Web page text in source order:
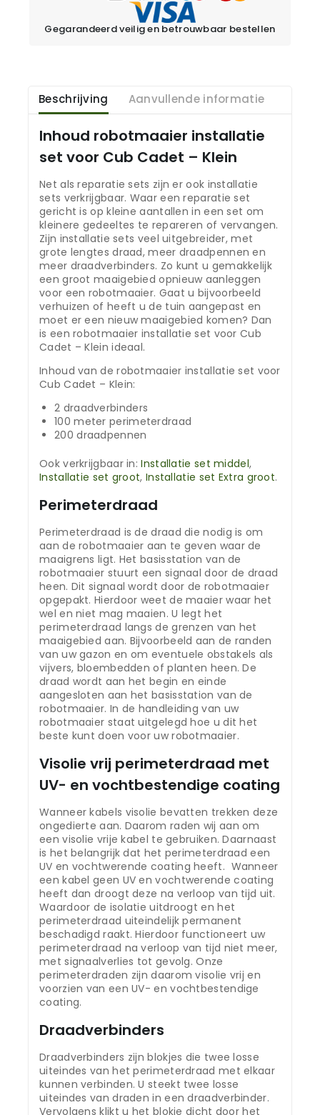
Gegarandeerd veilig en betrouwbaar bestellen
Beschrijving Aanvullende informatie
Inhoud robotmaaier installatie
set voor Cub Cadet – Klein
Net als reparatie sets zijn er ook installatie
sets verkrijgbaar. Waar een reparatie set
gericht is op kleine aantallen in een set om
kleinere gedeeltes te repareren of vervangen.
Zijn installatie sets veel uitgebreider, met
grote lengtes draad, meer draadpennen en
meer draadverbinders. Zo kunt u gemakkelijk
een groot maaigebied opnieuw aanleggen
voor een robotmaaier. Gaat u bijvoorbeeld
verhuizen of heeft u de tuin aangepast en
moet er een nieuw maaigebied komen? Dan
is een robotmaaier installatie set voor Cub
Cadet – Klein ideaal.
Inhoud van de robotmaaier installatie set voor
Cub Cadet – Klein:
2 draadverbinders
100 meter perimeterdraad
200 draadpennen
Ook verkrijgbaar in:Installatie set middel,
Installatie set groot, Installatie set Extra groot.
Perimeterdraad
Perimeterdraad is de draad die nodig is om
aan de robotmaaier aan te geven waar de
maaigrens ligt. Het basisstation van de
robotmaaier stuurt een signaal door de draad
heen. Dit signaal wordt door de robotmaaier
opgepakt. Hierdoor weet de maaier waar het
wel en niet mag maaien. U legt het
perimeterdraad langs de grenzen van het
maaigebied aan. Bijvoorbeeld aan de randen
van uw gazon en om eventuele obstakels als
vijvers, bloembedden of planten heen. De
draad wordt aan het begin en einde
aangesloten aan het basisstation van de
robotmaaier. In de handleiding van uw
robotmaaier staat uitgelegd hoe u dit het
beste kunt doen voor uw robotmaaier.
Visolie vrij perimeterdraad met
UV- en vochtbestendige coating
Wanneer kabels visolie bevatten trekken deze
ongedierte aan. Daarom raden wij aan om
een visolie vrije kabel te gebruiken. Daarnaast
is het belangrijk dat het perimeterdraad een
UV en vochtwerende coating heeft. Wanneer
een kabel geen UV en vochtwerende coating
heeft dan droogt deze na verloop van tijd uit.
Waardoor de isolatie uitdroogt en het
perimeterdraad uiteindelijk permanent
beschadigd raakt. Hierdoor functioneert uw
perimeterdraad na verloop van tijd niet meer,
met signaalverlies tot gevolg. Onze
perimeterdraden zijn daarom visolie vrij en
voorzien van een UV- en vochtbestendige
coating.
Draadverbinders
Draadverbinders zijn blokjes die twee losse
uiteindes van het perimeterdraad met elkaar
kunnen verbinden. U steekt twee losse
uiteindes van draden in een draadverbinder.
Vervolgens klikt u het blokje dicht door het